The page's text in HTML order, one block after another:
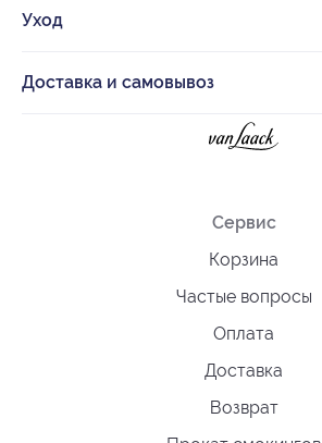
Уход
Доставка и самовывоз
Сервис
Корзина
Частые вопросы
Оплата
Доставка
Возврат